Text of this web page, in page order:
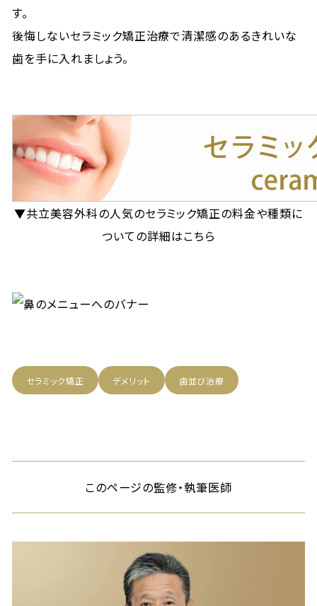
す。
後悔しないセラミック矯正治療で清潔感のあるきれいな
歯を手に入れましょう。
▼共立美容外科の人気のセラミック矯正の料金や種類に
ついての詳細はこちら
セラミック矯正 デメリット 歯並び治療
このページの監修・執筆医師